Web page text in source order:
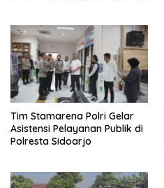
Tim Stamarena Polri Gelar
Asistensi Pelayanan Publik di
Polresta Sidoarjo